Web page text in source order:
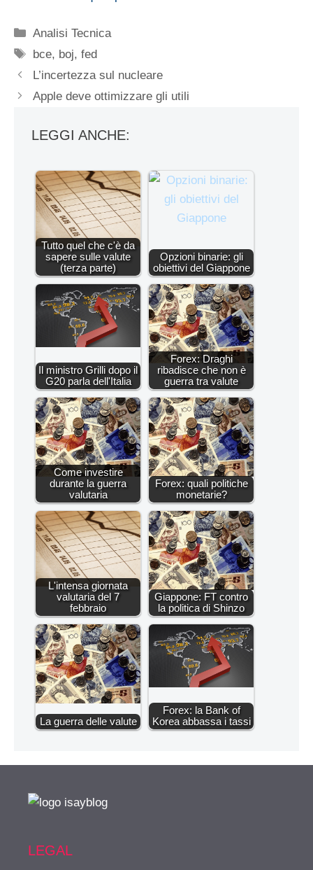
Categorie
Analisi Tecnica
Tag
bce, boj,fed
L’incertezza sul nucleare
Apple deve ottimizzare gli utili
LEGGI ANCHE:
Tutto quel che c'è da
sapere sulle valute
(terza parte)
Opzioni binarie: gli
obiettivi del Giappone
Il ministro Grilli dopo il
G20 parla dell'Italia
Forex: Draghi
ribadisce che non è
guerra tra valute
Come investire
durante la guerra
valutaria
Forex: quali politiche
monetarie?
L'intensa giornata
valutaria del 7
febbraio
Giappone: FT contro
la politica di Shinzo
La guerra delle valute
Forex: la Bank of
Korea abbassa i tassi
LEGAL